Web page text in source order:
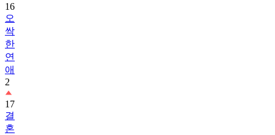
16
오
싹
한
연
애
2
17
결
혼